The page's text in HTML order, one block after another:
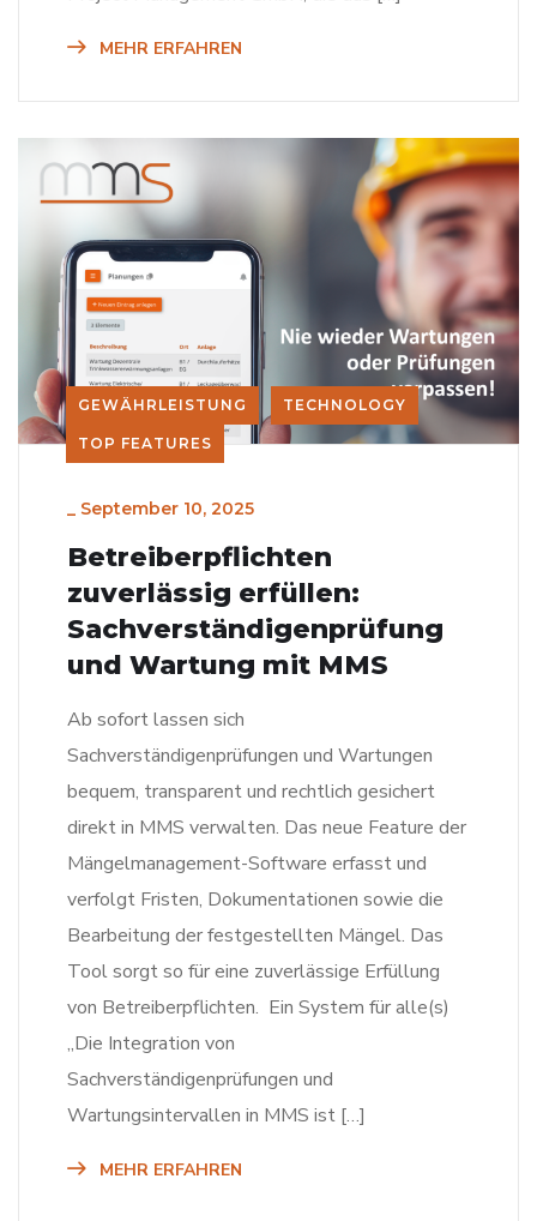
MEHR ERFAHREN
GEWÄHRLEISTUNG TECHNOLOGY
TOP FEATURES
_ September 10, 2025
Betreiberpflichten
zuverlässig erfüllen:
Sachverständigenprüfung
und Wartung mit MMS
Ab sofort lassen sich
Sachverständigenprüfungen und Wartungen
bequem, transparent und rechtlich gesichert
direkt in MMS verwalten. Das neue Feature der
Mängelmanagement-Software erfasst und
verfolgt Fristen, Dokumentationen sowie die
Bearbeitung der festgestellten Mängel. Das
Tool sorgt so für eine zuverlässige Erfüllung
von Betreiberpflichten. Ein System für alle(s)
„Die Integration von
Sachverständigenprüfungen und
Wartungsintervallen in MMS ist […]
MEHR ERFAHREN